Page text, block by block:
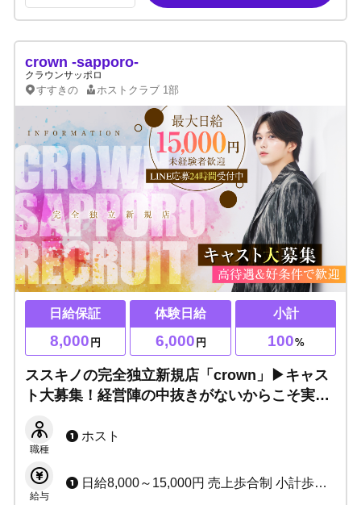
crown -sapporo-
クラウンサッポロ
すすきの ホストクラブ 1部
日給保証
8,000 円
体験日給
6,000 円
小計
100%
ススキノの完全独立新規店「crown」▶キャス
ト大募集！経営陣の中抜きがないからこそ実現
職種
ホスト
給与
日給8,000～15,000円 売上歩合制 小計歩合：～ 100%